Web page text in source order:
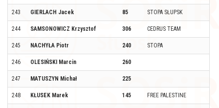
243 GIERLACH Jacek 85 STOPA SŁUPSK
244 SAMSONOWICZ Krzysztof 306 CEDRUS TEAM
245 NACHYŁA Piotr 240 STOPA
246 OLESIŃSKI Marcin 260
247 MATUSZYN Michał 225
248 KŁUSEK Marek 145 FREE PALESTINE